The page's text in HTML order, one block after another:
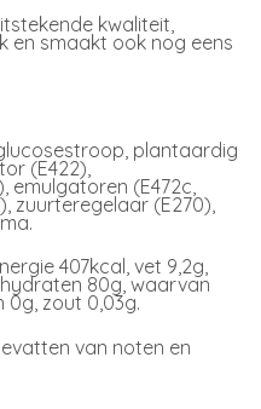
kwaliteit,
en smaakt ook nog eens
plantaardig
(E422),
(E472c,
zuurteregelaar (E270),
407kcal, vet 9,2g,
80g, waarvan
0g, zout 0,03g.
van noten en